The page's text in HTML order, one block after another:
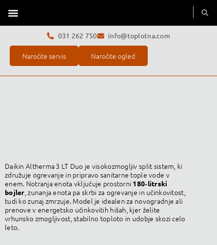
031 262 750 info@toplotna.com
Naročite servis Naročite ogled
Daikin Altherma 3 LT Duo je visokozmogljiv split sistem, ki
združuje ogrevanje in pripravo sanitarne tople vode v
enem. Notranja enota vključuje prostorni 180‑litrski
bojler, zunanja enota pa skrbi za ogrevanje in učinkovitost,
tudi ko zunaj zmrzuje. Model je idealen za novogradnje ali
prenove v energetsko učinkovitih hišah, kjer želite
vrhunsko zmogljivost, stabilno toploto in udobje skozi celo
leto.